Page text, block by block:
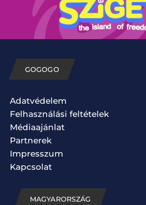
GOGOGO
Adatvédelem
Felhasználási feltételek
Médiaajánlat
Partnerek
Impresszum
Kapcsolat
MAGYARORSZÁG